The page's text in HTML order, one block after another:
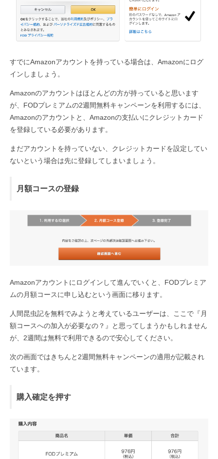
すでにAmazonアカウントを持っている場合は、Amazonにログ
インしましょう。
Amazonのアカウントはほとんどの方が持っていると思います
が、FODプレミアムの2週間無料キャンペーンを利用するには、
Amazonのアカウントと、Amazonの支払いにクレジットカード
を登録している必要があります。
まだアカウントを持っていない、クレジットカードを設定してい
ないという場合は先に登録してしまいましょう。
月額コースの登録
Amazonアカウントにログインして進んでいくと、FODプレミア
ムの月額コースに申し込むという画面に移ります。
人間昆虫記を無料でみようと考えているユーザーは、ここで『月
額コースへの加入が必要なの？』と思ってしまうかもしれません
が、2週間は無料で利用できるので安心してください。
次の画面ではきちんと2週間無料キャンペーンの適用が記載され
ています。
購入確定を押す